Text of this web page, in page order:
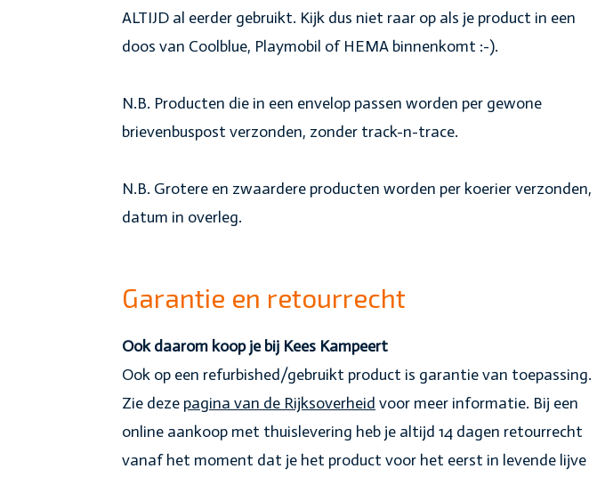
ALTIJD al eerder gebruikt. Kijk dus niet raar op als je product in een
doos van Coolblue, Playmobil of HEMA binnenkomt :-).
N.B. Producten die in een envelop passen worden per gewone
brievenbuspost verzonden, zonder track-n-trace.
N.B. Grotere en zwaardere producten worden per koerier verzonden,
datum in overleg.
Garantie en retourrecht
Ook daarom koop je bij Kees Kampeert
Ook op een refurbished/gebruikt product is garantie van toepassing.
Zie deze pagina van de Rijksoverheid voor meer informatie. Bij een
online aankoop met thuislevering heb je altijd 14 dagen retourrecht
vanaf het moment dat je het product voor het eerst in levende lijve